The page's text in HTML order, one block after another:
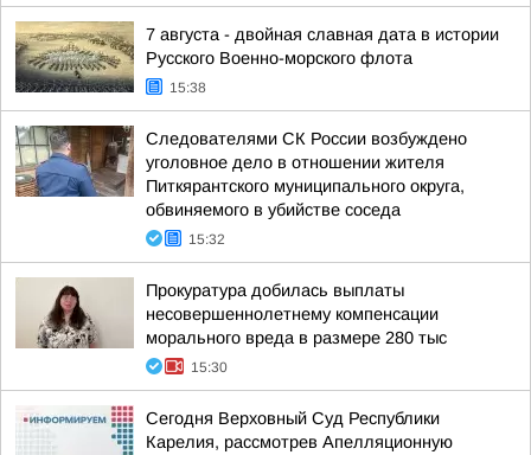
7 августа - двойная славная дата в истории
Русского Военно-морского флота
15:38
Следователями СК России возбуждено
уголовное дело в отношении жителя
Питкярантского муниципального округа,
обвиняемого в убийстве соседа
15:32
Прокуратура добилась выплаты
несовершеннолетнему компенсации
морального вреда в размере 280 тыс
15:30
Сегодня Верховный Суд Республики
Карелия, рассмотрев Апелляционную